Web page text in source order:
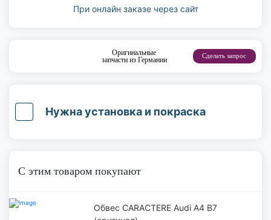
При онлайн заказе через сайт
Оригинальные
запчасти из Германии
Сделать запрос
Нужна установка и покраска
С этим товаром покупают
Обвес CARACTERE Audi A4 B7